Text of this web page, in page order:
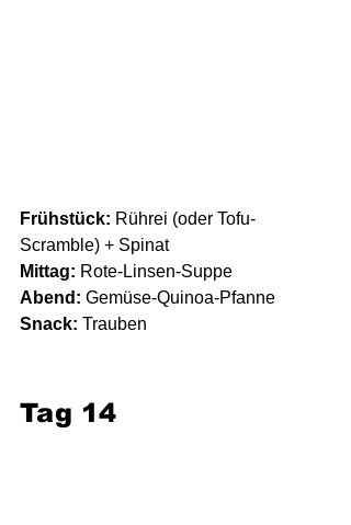
Frühstück: Rührei (oder Tofu-
Scramble) + Spinat
Mittag: Rote-Linsen-Suppe
Abend: Gemüse-Quinoa-Pfanne
Snack: Trauben
Tag 14